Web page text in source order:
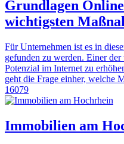
Grundlagen
wichtigsten
Für Unternehmen ist es in
gefunden zu werden. Einer
Potenzial im Internet zu
geht die Frage einher, welche
16079
Immobilien am